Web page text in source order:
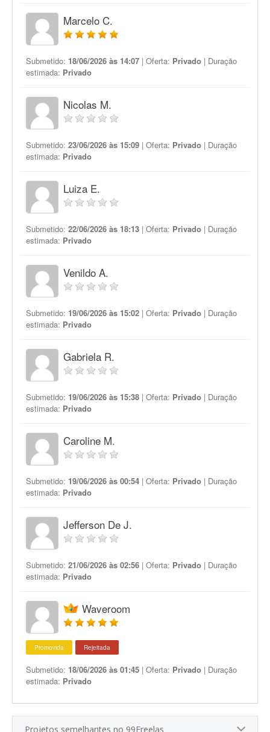
Marcelo C.
Submetido: 18/06/2026 às 14:07 | Oferta: Privado | Duração
estimada: Privado
Nicolas M.
Submetido: 23/06/2026 às 15:09 | Oferta: Privado | Duração
estimada: Privado
Luiza E.
Submetido: 22/06/2026 às 18:13 | Oferta: Privado | Duração
estimada: Privado
Venildo A.
Submetido: 19/06/2026 às 15:02 | Oferta: Privado | Duração
estimada: Privado
Gabriela R.
Submetido: 19/06/2026 às 15:38 | Oferta: Privado | Duração
estimada: Privado
Caroline M.
Submetido: 19/06/2026 às 00:54 | Oferta: Privado | Duração
estimada: Privado
Jefferson De J.
Submetido: 21/06/2026 às 02:56 | Oferta: Privado | Duração
estimada: Privado
Waveroom
Promovida Rejeitada
Submetido: 18/06/2026 às 01:45 | Oferta: Privado | Duração
estimada: Privado
Projetos semelhantes no 99Freelas